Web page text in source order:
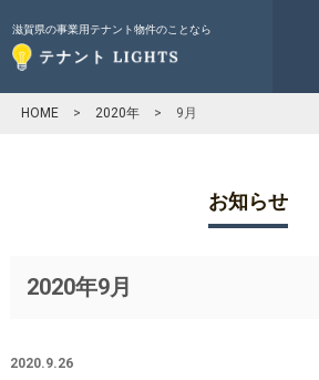
滋賀県の事業用テナント物件のことなら
HOME > 2020年 > 9月
お知らせ
2020年9月
2020.9.26